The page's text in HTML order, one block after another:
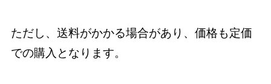
ただし、送料がかかる場合があり、価格も定価
での購入となります。